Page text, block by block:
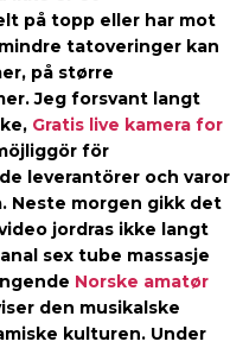
på topp eller har mot
tatoveringer kan
på større
Jeg forsvant langt
Gratis live kamera for
för
leverantörer och varor
Neste morgen gikk det
jordras ikke langt
sex tube massasje
Norske amatør
den musikalske
kulturen. Under